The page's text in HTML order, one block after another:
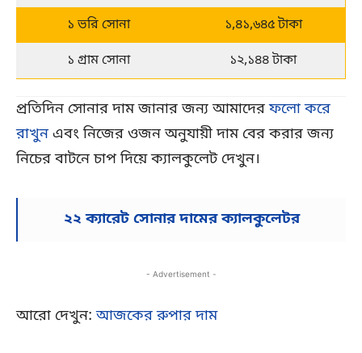
১ ভরি সোনা
১,৪১,৬৪৫ টাকা
১ গ্রাম সোনা
১২,১৪৪ টাকা
প্রতিদিন সোনার দাম জানার জন্য আমাদেরফলো করে
রাখুন এবং নিজের ওজন অনুযায়ী দাম বের করার জন্য
নিচের বাটনে চাপ দিয়ে ক্যালকুলেট দেখুন।
২২ ক্যারেট সোনার দামের ক্যালকুলেটর
- Advertisement -
আরো দেখুন:আজকের রুপার দাম